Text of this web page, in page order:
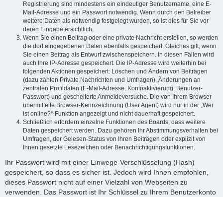
Registrierung sind mindestens ein eindeutiger Benutzername, eine E-
Mail-Adresse und ein Passwort notwendig. Wenn durch den Betreiber
weitere Daten als notwendig festgelegt wurden, so ist dies für Sie vor
deren Eingabe ersichtlich.
Wenn Sie einen Beitrag oder eine private Nachricht erstellen, so werden
die dort eingegebenen Daten ebenfalls gespeichert. Gleiches gilt, wenn
Sie einen Beitrag als Entwurf zwischenspeichern. In diesen Fällen wird
auch Ihre IP-Adresse gespeichert. Die IP-Adresse wird weiterhin bei
folgenden Aktionen gespeichert: Löschen und Ändern von Beiträgen
(dazu zählen Private Nachrichten und Umfragen), Änderungen an
zentralen Profildaten (E-Mail-Adresse, Kontoaktivierung, Benutzer-
Passwort) und gescheiterte Anmeldeversuche. Die von Ihrem Browser
übermittelte Browser-Kennzeichnung (User Agent) wird nur in der „Wer
ist online?“-Funktion angezeigt und nicht dauerhaft gespeichert.
Schließlich erfordern einzelne Funktionen des Boards, dass weitere
Daten gespeichert werden. Dazu gehören Ihr Abstimmungsverhalten bei
Umfragen, der Gelesen-Status von Ihren Beiträgen oder explizit von
Ihnen gesetzte Lesezeichen oder Benachrichtigungsfunktionen.
Ihr Passwort wird mit einer Einwege-Verschlüsselung (Hash)
gespeichert, so dass es sicher ist. Jedoch wird Ihnen empfohlen,
dieses Passwort nicht auf einer Vielzahl von Webseiten zu
verwenden. Das Passwort ist Ihr Schlüssel zu Ihrem Benutzerkonto